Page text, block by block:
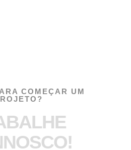
COMEÇAR UM